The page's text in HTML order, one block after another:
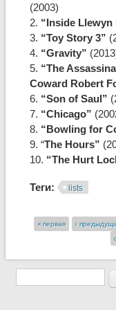
(2003)
2. “Inside Llewyn
3. “Toy Story 3”
4. “Gravity”
5. “The
Coward Robert
6. “Son of Saul”
7. “Chicago”
8. “Bowling for
9. “The Hours”
10. “The Hurt
Теги: lists
Страницы
« первая ‹